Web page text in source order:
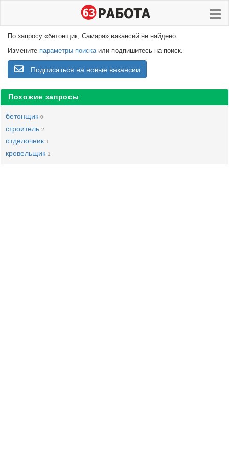
По запросу «бетонщик, Самара» вакансий не найдено.
Измените параметры поискаили подпишитесь на поиск.
Подписаться на новые вакансии
Похожие запросы
бетонщик 0
строитель 2
отделочник 1
кровельщик 1